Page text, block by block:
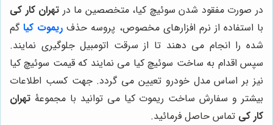
در صورت مفقود شدن سوئیچ کیا، متخصصین ما در تهران کار کی
با استفاده از نرم افزارهای مخصوص، پروسه حذف ریموت کیاگم
شده را انجام می دهند تا از سرقت اتومبیل جلوگیری نمایند.
سپس اقدام به ساخت سوئیچ کیا می نمایند که قیمت سوئیچ کیا
نیز بر اساس مدل خودرو تعیین می گردد. جهت کسب اطلاعات
بیشتر و سفارش ساخت ریموت کیا می توانید با مجموعۀ تهران
کار کی تماس حاصل فرمائید.